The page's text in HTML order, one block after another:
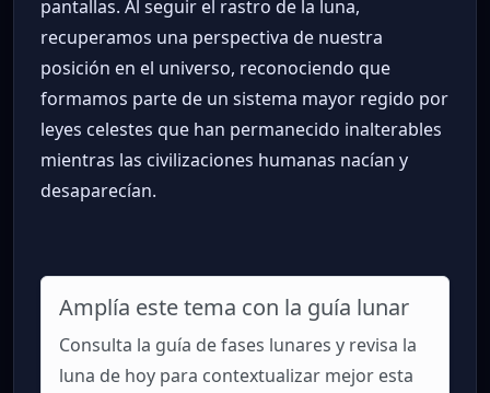
pantallas. Al seguir el rastro de la luna,
recuperamos una perspectiva de nuestra
posición en el universo, reconociendo que
formamos parte de un sistema mayor regido por
leyes celestes que han permanecido inalterables
mientras las civilizaciones humanas nacían y
desaparecían.
Amplía este tema con la guía lunar
Consulta la guía de fases lunares y revisa la
luna de hoy para contextualizar mejor esta